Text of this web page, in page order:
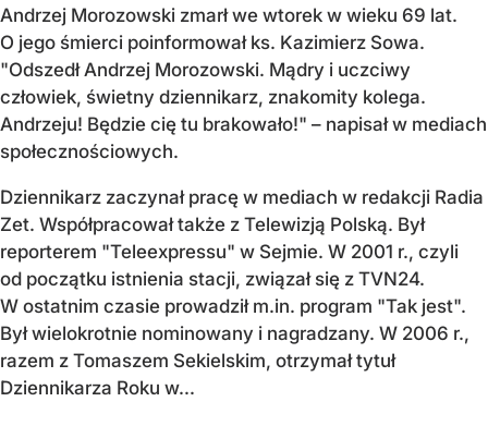
Andrzej Morozowski zmarł we wtorek w wieku 69 lat.
O jego śmierci poinformował ks. Kazimierz Sowa.
"Odszedł Andrzej Morozowski. Mądry i uczciwy
człowiek, świetny dziennikarz, znakomity kolega.
Andrzeju! Będzie cię tu brakowało!" – napisał w mediach
społecznościowych.
Dziennikarz zaczynał pracę w mediach w redakcji Radia
Zet. Współpracował także z Telewizją Polską. Był
reporterem "Teleexpressu" w Sejmie. W 2001 r., czyli
od początku istnienia stacji, związał się z TVN24.
W ostatnim czasie prowadził m.in. program "Tak jest".
Był wielokrotnie nominowany i nagradzany. W 2006 r.,
razem z Tomaszem Sekielskim, otrzymał tytuł
Dziennikarza Roku w...